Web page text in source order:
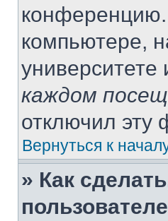
конференцию.
компьютере,
университете
каждом
отключил эту
Вернуться к
» Как